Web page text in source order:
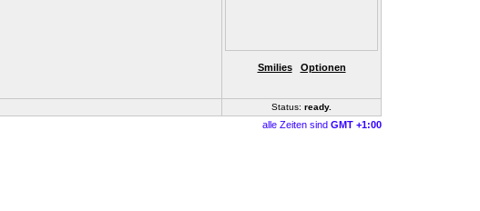
Smilies Optionen
Status: ready..
alle Zeiten sind GMT +1:00